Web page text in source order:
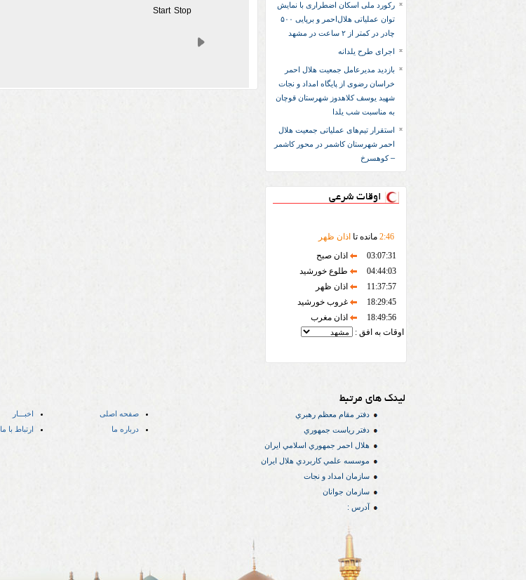
رکورد ملی اسکان اضطراری با نمایش
توان عملیاتی هلال‌احمر و برپایی ۵۰۰
چادر در کمتر از ۲ ساعت در مشهد
اجرای طرح یلدانه
بازدید مدیرعامل جمعیت هلال احمر
خراسان رضوی از پایگاه امداد و نجات
شهید یوسف کلاهدوز شهرستان قوچان
به مناسبت شب یلدا
استقرار تیم‌های عملیاتی جمعیت هلال
احمر شهرستان کاشمر در محور کاشمر
– کوهسرخ
اوقات شرعی
2:46 مانده تا اذان ظهر
03:07:31
اذان صبح
04:44:03
طلوع خورشید
11:37:57
اذان ظهر
18:29:45
غروب خورشید
18:49:56
اذان مغرب
اوقات به افق :
Start Stop
لینک های مرتبط
دفتر مقام معظم رهبري
دفتر رياست جمهوري
هلال احمر جمهوري اسلامي ايران
موسسه علمي كاربردي هلال ایران
سازمان امداد و نجات
سازمان جوانان
آدرس :
صفحه اصلی
اخبـــار
درباره ما
ارتباط با ما